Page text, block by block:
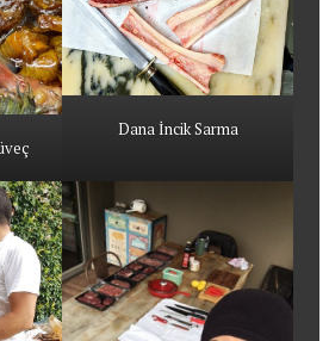
Dana İncik Sarma